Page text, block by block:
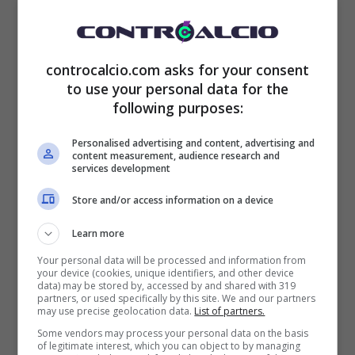
Giordano ridimensiona, in qualche modo, i
7 gol in casa, ci mettono l’anima, ma si tratta
di una squadra con limiti evidenti. Tudor è
rimasto a galla grazie a regali enormi di Inter
e Borussia,ma non sempre si potrà vivere
sulla fortuna“.
7 gol subiti in casa in 3 partite. La
#Juveci mette l’anima, ma è una
squadra con limiti evidenti. Ci
controcalcio.com asks for your consent
to use your personal data for the
following purposes:
Personalised advertising and content, advertising and
content measurement, audience research and
services development
Store and/or access information on a device
Learn more
Your personal data will be processed and information from
your device (cookies, unique identifiers, and other device
data) may be stored by, accessed by and shared with 319
partners, or used specifically by this site. We and our partners
may use precise geolocation data. List of partners.
Some vendors may process your personal data on the basis
of legitimate interest, which you can object to by managing